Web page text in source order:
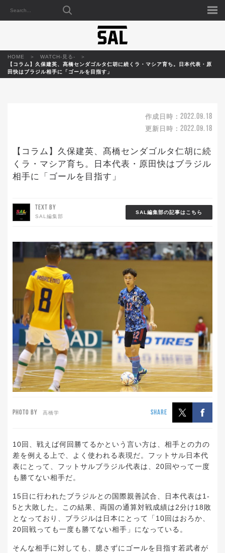
HOME
WATCH-見る-
【コラム】久保建英、髙橋センダゴルタ仁胡に続くラ・マシア育ち。日本代表・原
田快はブラジル相手に「ゴールを目指す」
作成日時： 2022.09.18
更新日時： 2022.09.18
【コラム】久保建英、髙橋センダゴルタ仁胡に続
くラ・マシア育ち。日本代表・原田快はブラジル
相手に「ゴールを目指す」
TEXT BY
SAL編集部
SAL編集部の記事はこちら
PHOTO BY 高橋学 SHARE
10回、戦えば何回勝てるかという言い方は、相手との力の
差を例える上で、よく使われる表現だ。フットサル日本代
表にとって、フットサルブラジル代表は、20回やって一度
も勝てない相手だ。
15日に行われたブラジルとの国際親善試合、日本代表は1-
5と大敗した。この結果、両国の通算対戦成績は2分け18敗
となっており、ブラジルは日本にとって「10回はおろか、
20回戦っても一度も勝てない相手」になっている。
そんな相手に対しても、臆さずにゴールを目指す若武者が